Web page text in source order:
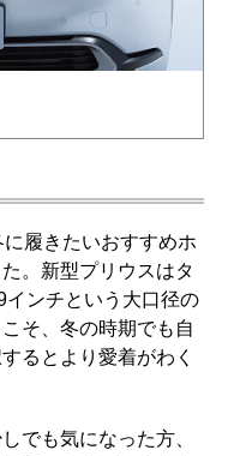
履きたいおすすめホ
。新型プリウスはタ
ンチという大口径の
そ、冬の時期でも自
るとより愛着がわく
でも気になった方、